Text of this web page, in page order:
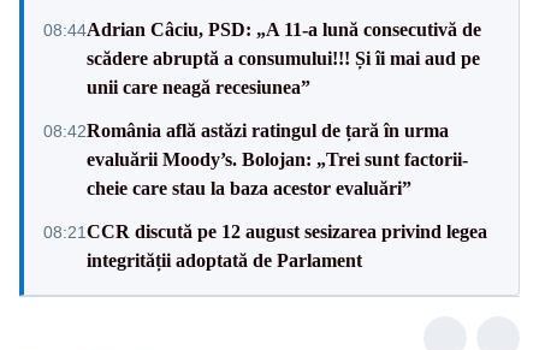
08:44Adrian Câciu, PSD: „A 11-a lună consecutivă de
scădere abruptă a consumului!!! Și îi mai aud pe
unii care neagă recesiunea”
08:42România află astăzi ratingul de țară în urma
evaluării Moody’s. Bolojan: „Trei sunt factorii-
cheie care stau la baza acestor evaluări”
08:21CCR discută pe 12 august sesizarea privind legea
integrității adoptată de Parlament